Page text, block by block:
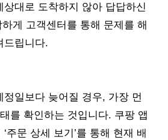
상대로 도착하지 않아 답답하신
게 고객센터를 통해 문제를 해
드립니다.
정일보다 늦어질 경우, 가장 먼
를 확인하는 것입니다. 쿠팡 앱
주문 상세 보기’를 통해 현재 배